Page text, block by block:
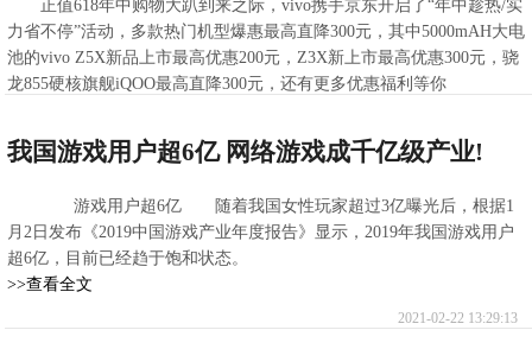
正值618年中购物大趴到来之际，vivo携手京东开启了“年中趁热/实
力省不停”活动，多款热门机型爆惠最高直降300元，其中5000mAH大电
池的vivo Z5X新品上市最高优惠200元，Z3X新上市最高优惠300元，骁
龙855硬核旗舰iQOO最高直降300元，还有更多优惠福利等你
2021-02-22 13:41:24
我国游戏用户超6亿 网络游戏成千亿级产业!
游戏用户超6亿 随着我国女性玩家超过3亿曝光后，根据1
月2日发布《2019中国游戏产业年度报告》显示，2019年我国游戏用户
超6亿，目前已经趋于饱和状态。
>>查看全文
2021-02-22 13:29:13